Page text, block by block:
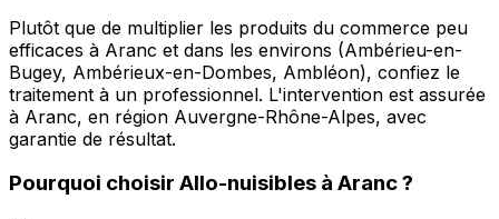
Plutôt que de multiplier les produits du commerce peu
efficaces à Aranc et dans les environs (Ambérieu-en-
Bugey, Ambérieux-en-Dombes, Ambléon), confiez le
traitement à un professionnel. L'intervention est assurée
à Aranc, en région Auvergne-Rhône-Alpes, avec
garantie de résultat.
Pourquoi choisir Allo-nuisibles à Aranc?